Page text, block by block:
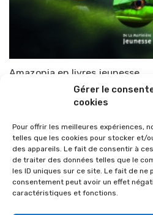
Gérer le
cookies
Pour offrir les meilleures expériences,
telles que les cookies pour stocker et/
des appareils. Le fait de consentir à
de traiter des données telles que le
les ID uniques sur ce site. Le fait de ne
consentement peut avoir un effet
caractéristiques et fonctions.
Amazonia en livres jeunesse.
TOP-PARENTS 21 novembre